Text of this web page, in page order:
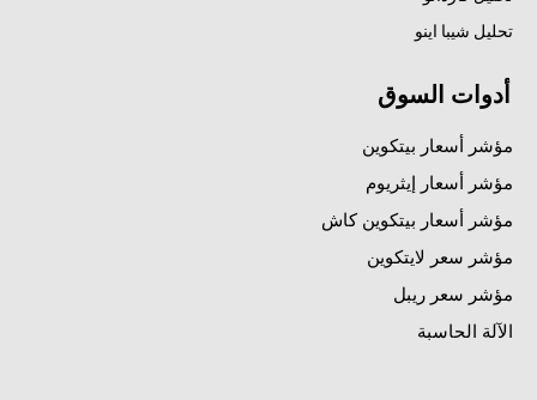
تحليل شيبا اينو
أدوات السوق
مؤشر أسعار بيتكوين
مؤشر أسعار إيثريوم
مؤشر أسعار بيتكوين كاش
مؤشر سعر لايتكوين
مؤشر سعر ريبل
الآلة الحاسبة